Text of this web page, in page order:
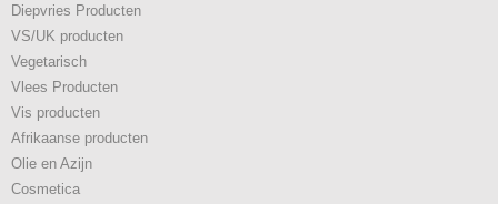
Diepvries Producten
VS/UK producten
Vegetarisch
Vlees Producten
Vis producten
Afrikaanse producten
Olie en Azijn
Cosmetica